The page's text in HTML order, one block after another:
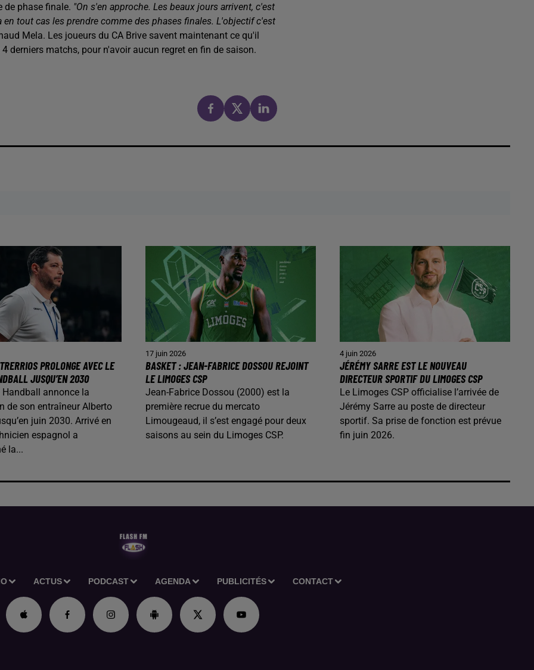
de phase finale. "On s'en approche. Les beaux jours arrivent, c'est
tout cas les prendre comme des phases finales. L'objectif c'est
Mela. Les joueurs du CA Brive savent maintenant ce qu'il
derniers matchs, pour n'avoir aucun regret en fin de saison.
PROLONGE AVEC LE
JUSQU’EN 2030
Handball annonce la
de son entraîneur Alberto
juin 2030. Arrivé en
espagnol a
la...
17 juin 2026
BASKET : JEAN-FABRICE DOSSOU REJOINT
LE LIMOGES CSP
Jean-Fabrice Dossou (2000) est la
première recrue du mercato
Limougeaud, il s’est engagé pour deux
saisons au sein du Limoges CSP.
4 juin 2026
JÉRÉMY SARRE EST LE NOUVEAU
DIRECTEUR SPORTIF DU LIMOGES CSP
Le Limoges CSP officialise l’arrivée de
Jérémy Sarre au poste de directeur
sportif. Sa prise de fonction est prévue
fin juin 2026.
ACTUS PODCAST AGENDA PUBLICITÉS CONTACT